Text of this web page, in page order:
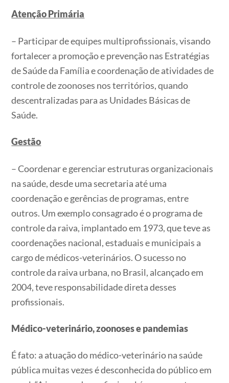
Atenção Primária
– Participar de equipes multiprofissionais, visando
fortalecer a promoção e prevenção nas Estratégias
de Saúde da Família e coordenação de atividades de
controle de zoonoses nos territórios, quando
descentralizadas para as Unidades Básicas de
Saúde.
Gestão
– Coordenar e gerenciar estruturas organizacionais
na saúde, desde uma secretaria até uma
coordenação e gerências de programas, entre
outros. Um exemplo consagrado é o programa de
controle da raiva, implantado em 1973, que teve as
coordenações nacional, estaduais e municipais a
cargo de médicos-veterinários. O sucesso no
controle da raiva urbana, no Brasil, alcançado em
2004, teve responsabilidade direta desses
profissionais.
Médico-veterinário, zoonoses e pandemias
É fato: a atuação do médico-veterinário na saúde
pública muitas vezes é desconhecida do público em